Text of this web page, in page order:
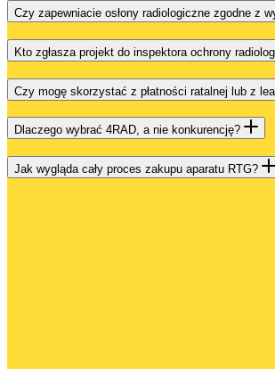
Czy zapewniacie osłony radiologiczne zgodne z
Kto zgłasza projekt do inspektora ochrony
Czy mogę skorzystać z płatności ratalnej lub z
Dlaczego wybrać 4RAD, a nie konkurencję?
Jak wygląda cały proces zakupu aparatu RTG?